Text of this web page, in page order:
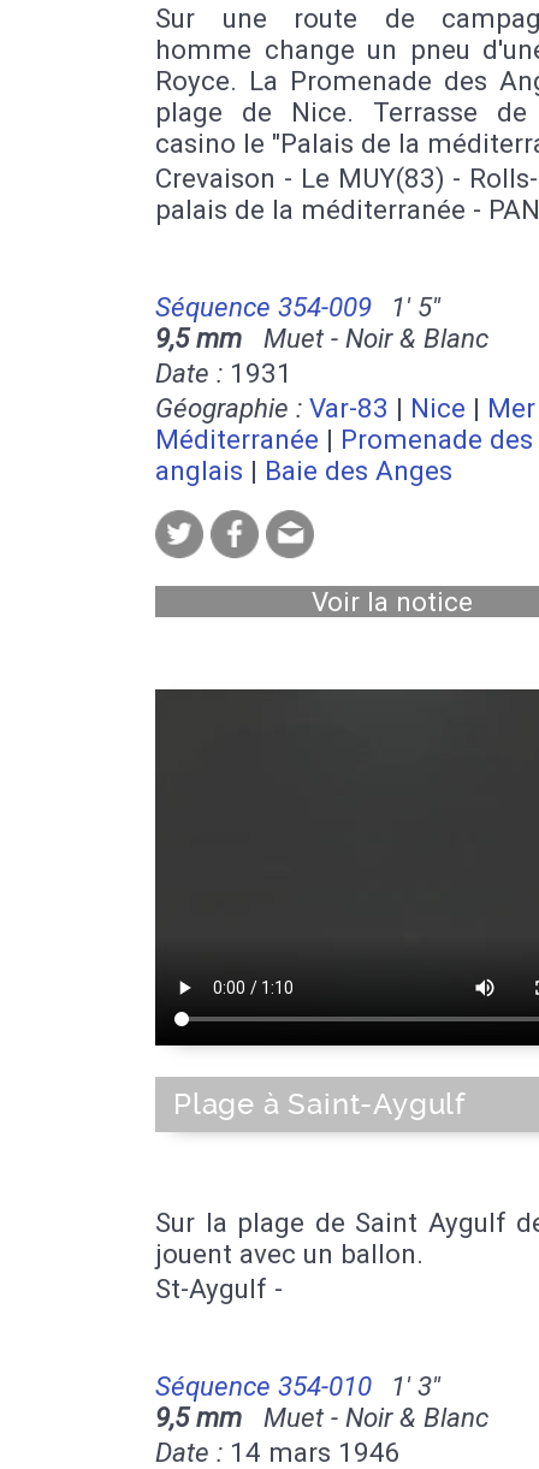
Sur une route de
homme change un pneu
Royce. La Promenade des
plage de Nice. Terrasse de
casino le "Palais de la
Crevaison - Le MUY(83) -
palais de la méditerranée -
Séquence 354-009
1' 5''
9,5 mm Muet - Noir & Blanc
Date : 1931
Géographie : Var-83 | Nice | Mer
Méditerranée | Promenade des
anglais | Baie des Anges
Voir la notice
Plage à Saint-Aygulf
Sur la plage de Saint Aygulf
jouent avec un ballon.
St-Aygulf -
Séquence 354-010
1' 3''
9,5 mm Muet - Noir & Blanc
Date : 14 mars 1946